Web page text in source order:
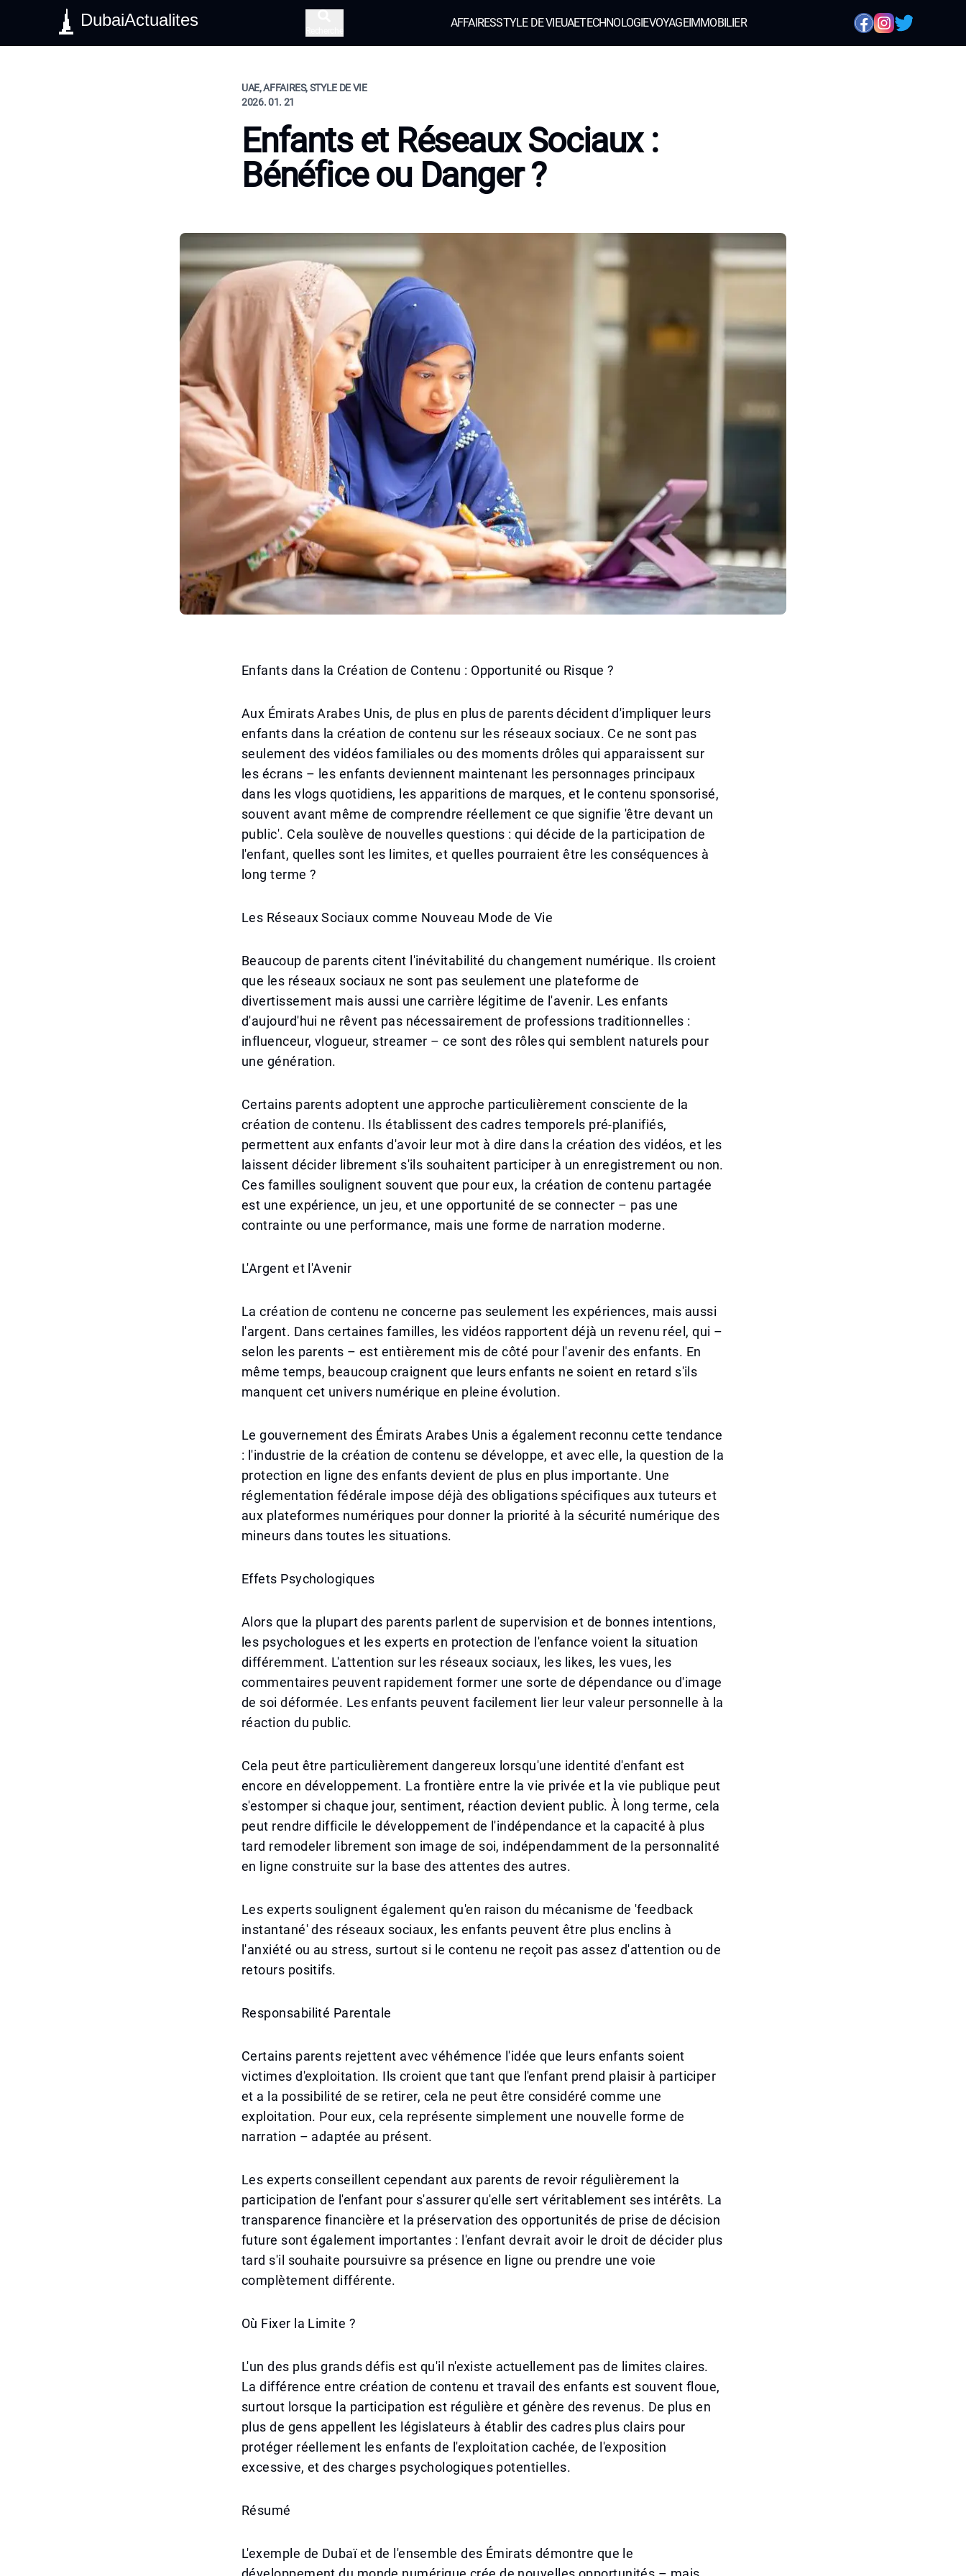
DubaiActualites AFFAIRESSTYLE DE VIEUAETECHNOLOGIEVOYAGEIMMOBILIER
UAE, AFFAIRES, STYLE DE VIE
2026. 01. 21
Enfants et Réseaux Sociaux :
Bénéfice ou Danger ?
Enfants dans la Création de Contenu : Opportunité ou Risque ?
Aux Émirats Arabes Unis, de plus en plus de parents décident d'impliquer leurs
enfants dans la création de contenu sur les réseaux sociaux. Ce ne sont pas
seulement des vidéos familiales ou des moments drôles qui apparaissent sur
les écrans – les enfants deviennent maintenant les personnages principaux
dans les vlogs quotidiens, les apparitions de marques, et le contenu sponsorisé,
souvent avant même de comprendre réellement ce que signifie 'être devant un
public'. Cela soulève de nouvelles questions : qui décide de la participation de
l'enfant, quelles sont les limites, et quelles pourraient être les conséquences à
long terme ?
Les Réseaux Sociaux comme Nouveau Mode de Vie
Beaucoup de parents citent l'inévitabilité du changement numérique. Ils croient
que les réseaux sociaux ne sont pas seulement une plateforme de
divertissement mais aussi une carrière légitime de l'avenir. Les enfants
d'aujourd'hui ne rêvent pas nécessairement de professions traditionnelles :
influenceur, vlogueur, streamer – ce sont des rôles qui semblent naturels pour
une génération.
Certains parents adoptent une approche particulièrement consciente de la
création de contenu. Ils établissent des cadres temporels pré-planifiés,
permettent aux enfants d'avoir leur mot à dire dans la création des vidéos, et les
laissent décider librement s'ils souhaitent participer à un enregistrement ou non.
Ces familles soulignent souvent que pour eux, la création de contenu partagée
est une expérience, un jeu, et une opportunité de se connecter – pas une
contrainte ou une performance, mais une forme de narration moderne.
L'Argent et l'Avenir
La création de contenu ne concerne pas seulement les expériences, mais aussi
l'argent. Dans certaines familles, les vidéos rapportent déjà un revenu réel, qui –
selon les parents – est entièrement mis de côté pour l'avenir des enfants. En
même temps, beaucoup craignent que leurs enfants ne soient en retard s'ils
manquent cet univers numérique en pleine évolution.
Le gouvernement des Émirats Arabes Unis a également reconnu cette tendance
: l'industrie de la création de contenu se développe, et avec elle, la question de la
protection en ligne des enfants devient de plus en plus importante. Une
réglementation fédérale impose déjà des obligations spécifiques aux tuteurs et
aux plateformes numériques pour donner la priorité à la sécurité numérique des
mineurs dans toutes les situations.
Effets Psychologiques
Alors que la plupart des parents parlent de supervision et de bonnes intentions,
les psychologues et les experts en protection de l'enfance voient la situation
différemment. L'attention sur les réseaux sociaux, les likes, les vues, les
commentaires peuvent rapidement former une sorte de dépendance ou d'image
de soi déformée. Les enfants peuvent facilement lier leur valeur personnelle à la
réaction du public.
Cela peut être particulièrement dangereux lorsqu'une identité d'enfant est
encore en développement. La frontière entre la vie privée et la vie publique peut
s'estomper si chaque jour, sentiment, réaction devient public. À long terme, cela
peut rendre difficile le développement de l'indépendance et la capacité à plus
tard remodeler librement son image de soi, indépendamment de la personnalité
en ligne construite sur la base des attentes des autres.
Les experts soulignent également qu'en raison du mécanisme de 'feedback
instantané' des réseaux sociaux, les enfants peuvent être plus enclins à
l'anxiété ou au stress, surtout si le contenu ne reçoit pas assez d'attention ou de
retours positifs.
Responsabilité Parentale
Certains parents rejettent avec véhémence l'idée que leurs enfants soient
victimes d'exploitation. Ils croient que tant que l'enfant prend plaisir à participer
et a la possibilité de se retirer, cela ne peut être considéré comme une
exploitation. Pour eux, cela représente simplement une nouvelle forme de
narration – adaptée au présent.
Les experts conseillent cependant aux parents de revoir régulièrement la
participation de l'enfant pour s'assurer qu'elle sert véritablement ses intérêts. La
transparence financière et la préservation des opportunités de prise de décision
future sont également importantes : l'enfant devrait avoir le droit de décider plus
tard s'il souhaite poursuivre sa présence en ligne ou prendre une voie
complètement différente.
Où Fixer la Limite ?
L'un des plus grands défis est qu'il n'existe actuellement pas de limites claires.
La différence entre création de contenu et travail des enfants est souvent floue,
surtout lorsque la participation est régulière et génère des revenus. De plus en
plus de gens appellent les législateurs à établir des cadres plus clairs pour
protéger réellement les enfants de l'exploitation cachée, de l'exposition
excessive, et des charges psychologiques potentielles.
Résumé
L'exemple de Dubaï et de l'ensemble des Émirats démontre que le